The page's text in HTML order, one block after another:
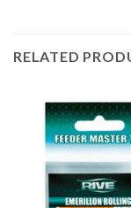
RELATED